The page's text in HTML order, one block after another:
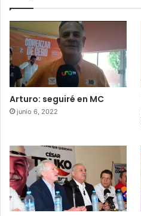
Arturo: seguiré en MC
junio 6, 2022